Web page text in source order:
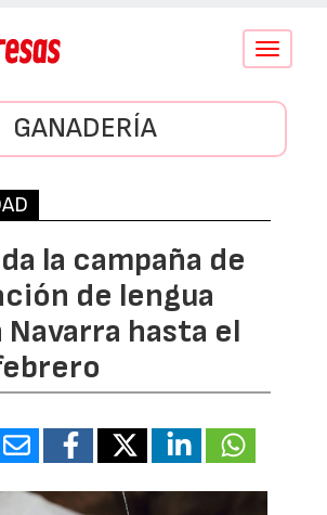
Conmutar
GANADERÍA
la campaña de
de lengua
Navarra hasta el